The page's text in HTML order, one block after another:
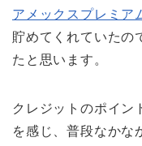
アメックスプレミア
貯めてくれていたの
たと思います。
クレジットのポイン
を感じ、普段なかな